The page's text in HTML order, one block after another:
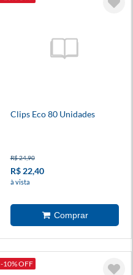
Clips Eco 80 Unidades
R$ 24,90
R$ 22,40
à vista
-10% OFF